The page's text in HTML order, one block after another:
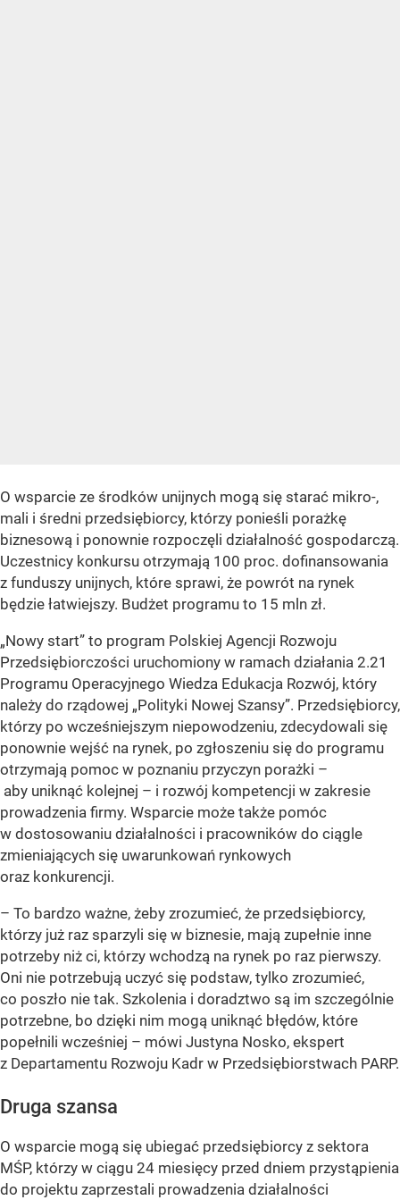
O wsparcie ze środków unijnych mogą się starać mikro-,
mali i średni przedsiębiorcy, którzy ponieśli porażkę
biznesową i ponownie rozpoczęli działalność gospodarczą.
Uczestnicy konkursu otrzymają 100 proc. dofinansowania
z funduszy unijnych, które sprawi, że powrót na rynek
będzie łatwiejszy. Budżet programu to 15 mln zł.
„Nowy start” to program Polskiej Agencji Rozwoju
Przedsiębiorczości uruchomiony w ramach działania 2.21
Programu Operacyjnego Wiedza Edukacja Rozwój, który
należy do rządowej „Polityki Nowej Szansy”. Przedsiębiorcy,
którzy po wcześniejszym niepowodzeniu, zdecydowali się
ponownie wejść na rynek, po zgłoszeniu się do programu
otrzymają pomoc w poznaniu przyczyn porażki –
aby uniknąć kolejnej – i rozwój kompetencji w zakresie
prowadzenia firmy. Wsparcie może także pomóc
w dostosowaniu działalności i pracowników do ciągle
zmieniających się uwarunkowań rynkowych
oraz konkurencji.
– To bardzo ważne, żeby zrozumieć, że przedsiębiorcy,
którzy już raz sparzyli się w biznesie, mają zupełnie inne
potrzeby niż ci, którzy wchodzą na rynek po raz pierwszy.
Oni nie potrzebują uczyć się podstaw, tylko zrozumieć,
co poszło nie tak. Szkolenia i doradztwo są im szczególnie
potrzebne, bo dzięki nim mogą uniknąć błędów, które
popełnili wcześniej – mówi Justyna Nosko, ekspert
z Departamentu Rozwoju Kadr w Przedsiębiorstwach PARP.
Druga szansa
O wsparcie mogą się ubiegać przedsiębiorcy z sektora
MŚP, którzy w ciągu 24 miesięcy przed dniem przystąpienia
do projektu zaprzestali prowadzenia działalności